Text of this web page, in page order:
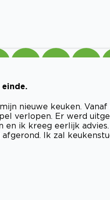
nieuwe keuken.
verlopen. Er werd
en ik kreeg eerlijk
Ik zal